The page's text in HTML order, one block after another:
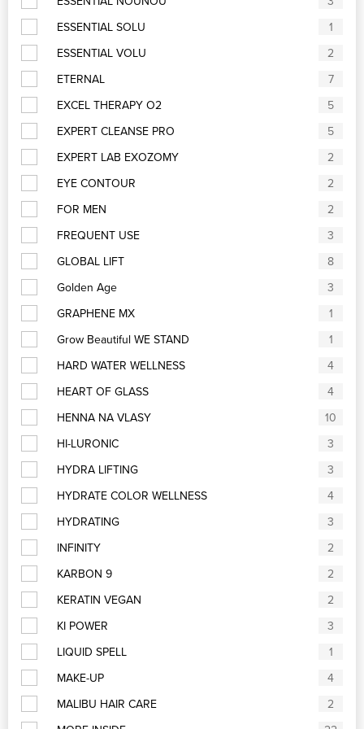
ESSENTIAL SOLU
1
ESSENTIAL VOLU
2
ETERNAL
7
EXCEL THERAPY O2
5
EXPERT CLEANSE PRO
5
EXPERT LAB EXOZOMY
2
EYE CONTOUR
2
FOR MEN
2
FREQUENT USE
3
GLOBAL LIFT
8
Golden Age
3
GRAPHENE MX
1
Grow Beautiful WE STAND
1
HARD WATER WELLNESS
4
HEART OF GLASS
4
HENNA NA VLASY
10
HI-LURONIC
3
HYDRA LIFTING
3
HYDRATE COLOR WELLNESS
4
HYDRATING
3
INFINITY
2
KARBON 9
2
KERATIN VEGAN
2
KI POWER
3
LIQUID SPELL
1
MAKE-UP
4
MALIBU HAIR CARE
2